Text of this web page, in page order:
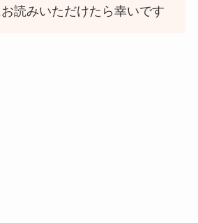
読みいただけたら幸いです